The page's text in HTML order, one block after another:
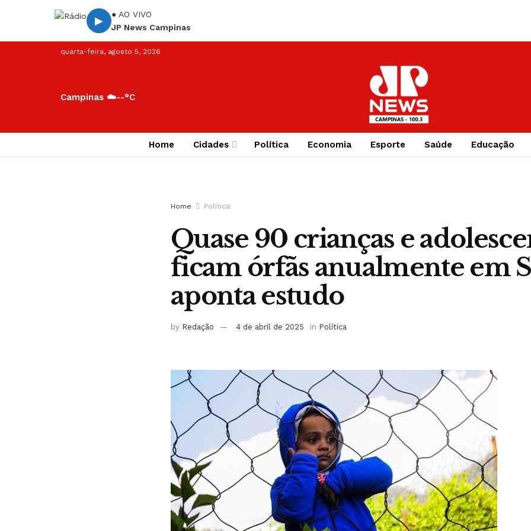
▶
● AO VIVO
JP News Campinas
quarta-feira, agosto 5, 2026
Campinas ☁️--°C
Home Cidades Política Economia Esporte Saúde Educação
Home Política
Quase 90 crianças e
ficam órfãs anualmente em
aponta estudo
by Redação 4 de abril de 2025 in Política